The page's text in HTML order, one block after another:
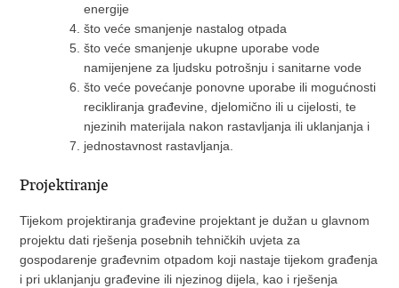
energije
što veće smanjenje nastalog otpada
što veće smanjenje ukupne uporabe vode
namijenjene za ljudsku potrošnju i sanitarne vode
što veće povećanje ponovne uporabe ili mogućnosti
recikliranja građevine, djelomično ili u cijelosti, te
njezinih materijala nakon rastavljanja ili uklanjanja i
jednostavnost rastavljanja.
Projektiranje
Tijekom projektiranja građevine projektant je dužan u glavnom
projektu dati rješenja posebnih tehničkih uvjeta za
gospodarenje građevnim otpadom koji nastaje tijekom građenja
i pri uklanjanju građevine ili njezinog dijela, kao i rješenja